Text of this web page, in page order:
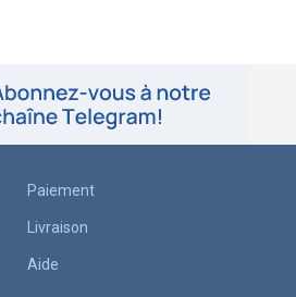
Paiement
Livraison
Aide